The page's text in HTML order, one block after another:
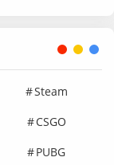
Steam
CSGO
PUBG